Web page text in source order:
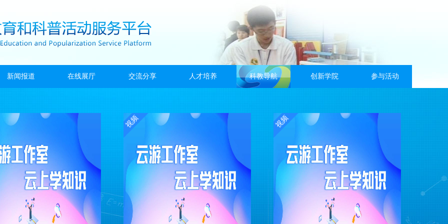
新闻报道 在线展厅 交流分享 人才培养 科教导航 创新学院 参与活动
视频 视频